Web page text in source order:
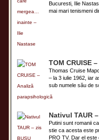
Bucuresti, Ilie
mai mari tenismeni
TOM CRUISE
Thomas Cruise
– la 3 iulie 1962, iar
sub numele său de
Nativul TAUR
Putini sunt romanii
stie ca acesta este
PRO TV. Dar el este